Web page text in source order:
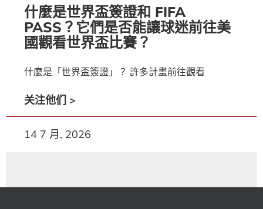
什麼是世界盃簽證和 FIFA
PASS？它們是否能讓球迷前往美
國觀看世界盃比賽？
什麼是「世界盃簽證」？ 許多計畫前往觀看
关注他们 >
14 7 月, 2026